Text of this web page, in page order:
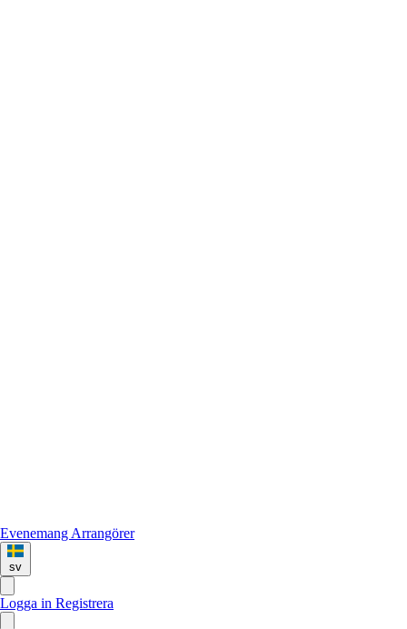
Evenemang Arrangörer
sv
Logga in Registrera